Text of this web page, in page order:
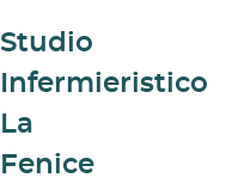
Studio
Infermieristico
La
Fenice